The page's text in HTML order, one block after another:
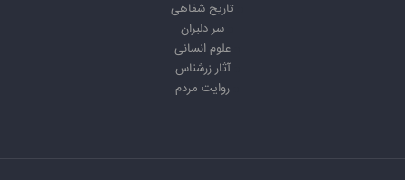
تاریخ شفاهی
سر دلبران
علوم انسانی
آثار زرشناس
روایت مردم